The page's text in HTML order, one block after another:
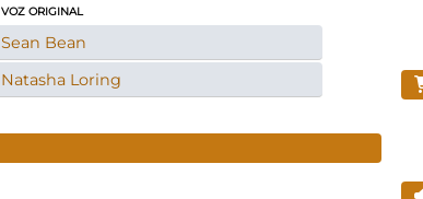
VOZ ORIGINAL
Sean Bean
Natasha Loring